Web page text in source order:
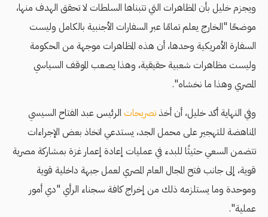
ويجزم خليل بأن المظاهرات التي تتبناها السلطات لا تحقق الهدف منها،
موضحًا "الخارج يعلم تمامًا عبر السفارات الأجنبية بالكامل وليست
السفارة الأمريكية وحدها، أن هذه المظاهرات موجهة من الحكومة
وليست مظاهرات شعبية حقيقية، وهذا يصعب الموقف السياسي
المصري وهذا ما نخشاه".
وفي النهاية أكد خليل، أن أخذتصريحات الرئيس عبد الفتاح السيسي
المناهضة للتهجير على محمل الجد، يستدعي اتخاذ بعض الإجراءات
تتضمن السعي حثيثًا للبدء في عمليات إعادة إعمار غزة بمشاركة مصرية
قوية، إلى جانب فتح المجال العام المصري لعمل جبهة داخلية قوية
وموحدة وما يستلزمه ذلك من إخراج كافة سجناء الرأي "دي أمور
عملية".